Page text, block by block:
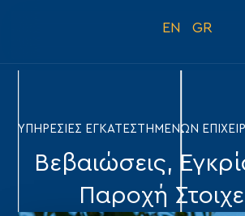
EN GR
ΥΠΗΡΕΣΙΕΣ ΕΓΚΑΤΕΣΤΗΜΕΝΩΝ
Βεβαιώσεις,
Παροχή